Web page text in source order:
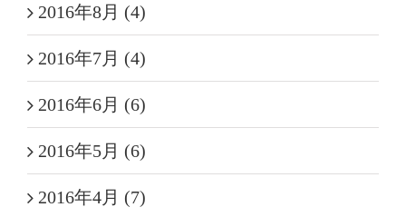
2016年8月 (4)
2016年7月 (4)
2016年6月 (6)
2016年5月 (6)
2016年4月 (7)